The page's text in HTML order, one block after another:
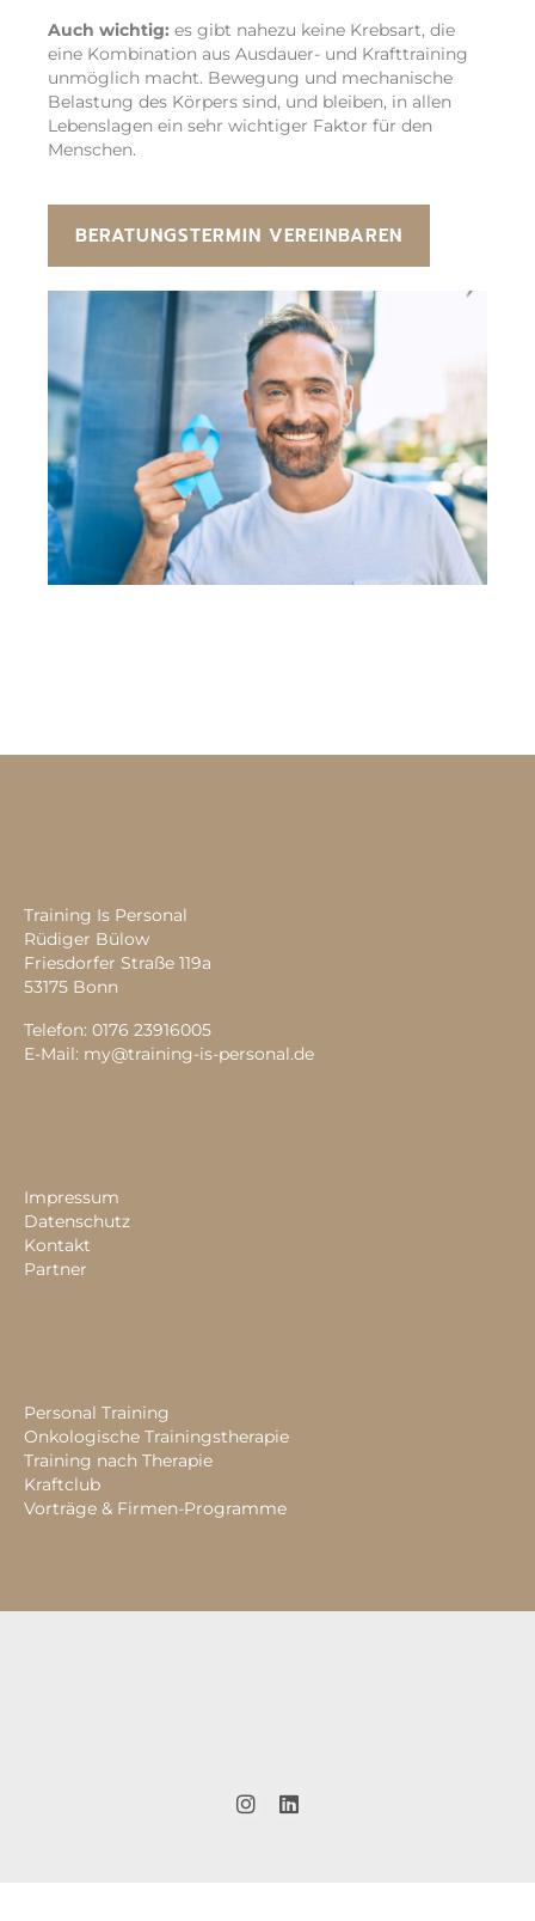
Auch wichtig: es gibt nahezu keine Krebsart, die
eine Kombination aus Ausdauer- und Krafttraining
unmöglich macht. Bewegung und mechanische
Belastung des Körpers sind, und bleiben, in allen
Lebenslagen ein sehr wichtiger Faktor für den
Menschen.
BERATUNGSTERMIN VEREINBAREN
Training Is Personal
Rüdiger Bülow
Friesdorfer Straße 119a
53175 Bonn
Telefon: 0176 23916005
E-Mail: my@training-is-personal.de
Impressum
Datenschutz
Kontakt
Partner
Personal Training
Onkologische Trainingstherapie
Training nach Therapie
Kraftclub
Vorträge & Firmen-Programme